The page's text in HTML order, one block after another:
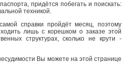
придётся побегать и поискать:
техникой.
справки пройдёт месяц, поэтому
лишь с корешком о заказе этой
структурах, сколько не крути -
Вы можете на этой странице